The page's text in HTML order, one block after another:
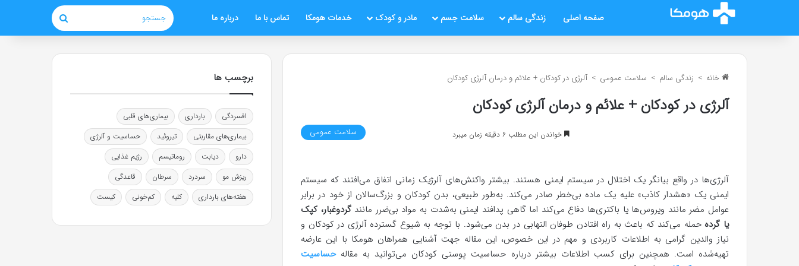
صفحه اصلی زندگی سالم سلامت جسم مادر و کودک خدمات هومکا تماس با ما درباره ما جستجو
خانه > زندگی سالم > سلامت عمومی > آلرژی در کودکان + علائم و درمان آلرژی کودکان
آلرژی در کودکان + علائم و درمان آلرژی کودکان
خواندن این مطلب 6 دقیقه زمان میبرد سلامت عمومی
آلرژی‌ها در واقع بیانگر یک اختلال در سیستم ایمنی هستند. بیشتر واکنش‌های آلرژیک زمانی اتفاق می‌افتند که سیستم
ایمنی یک «هشدار کاذب» علیه یک ماده بی‌خطر صادر می‌کند. به‌طور طبیعی، بدن کودکان و بزرگ‌سالان از خود در برابر
عوامل مضر مانند ویروس‌ها یا باکتری‌ها دفاع می‌کند اما گاهی پدافند ایمنی به‌شدت به مواد بی‌ضرر مانند گردوغبار، کپک
یا گرده حمله می‌کند که باعث به راه افتادن طوفان التهابی در بدن می‌شود. با توجه به شیوع گسترده آلرژی در کودکان و
نیاز والدین گرامی به اطلاعات کاربردی و مهم در این خصوص، این مقاله جهت آشنایی همراهان هومکا با این عارضه
تهیه‌شده است. همچنین برای کسب اطلاعات بیشتر درباره حساسیت پوستی کودکان می‌توانید به مقالهحساسیت
برچسب ها
افسردگی بارداری
بیماری‌های قلبی
بیماری‌های مقاربتی
تیروئید
حساسیت و آلرژی
دارو
دیابت روماتیسم
رژیم غذایی
ریزش مو
سردرد سرطان
قاعدگی
هفته‌های بارداری
کلیه کم‌خونی کیست